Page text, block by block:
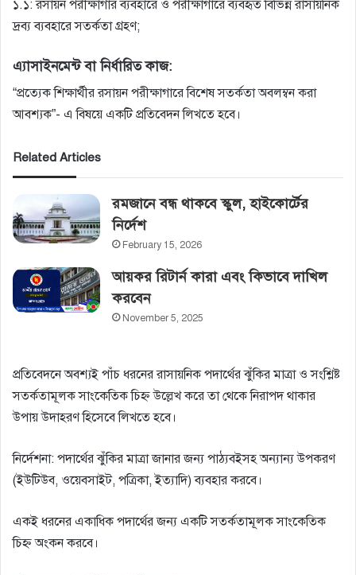
১.১: রসায়ন পরীক্ষাগার ব্যবহারে ও পরীক্ষাগারে ব্যবহৃত বিভিন্ন রাসায়নিক
দ্রব্য ব্যবহারে সতর্কতা গ্রহণ;
এ্যাসাইনমেন্ট বা নির্ধারিত কাজ:
“প্রত্যেক শিক্ষার্থীর রসায়ন পরীক্ষাগারে বিশেষ সতর্কতা অবলম্বন করা
আবশ্যক”- এ বিষয়ে একটি প্রতিবেদন লিখতে হবে।
Related Articles
রমজানে বন্ধ থাকবে স্কুল, হাইকোর্টের‌
নির্দেশ
February 15, 2026
আয়কর রিটার্ন কারা এবং কিভাবে দাখিল
করবেন
November 5, 2025
প্রতিবেদনে অবশ্যই পাঁচ ধরনের রাসায়নিক পদার্থের ঝুঁকির মাত্রা ও সংশ্লিষ্ট
সতর্কতামূলক সাংকেতিক চিহ্ন উল্লেখ করে তা থেকে নিরাপদ থাকার
উপায় উদাহরণ হিসেবে লিখতে হবে।
নির্দেশনা: পদার্থের ঝুঁকির মাত্রা জানার জন্য পাঠ্যবইসহ অন্যান্য উপকরণ
(ইউটিউব, ওয়েবসাইট, পত্রিকা, ইত্যাদি) ব্যবহার করবে।
একই ধরনের একাধিক পদার্থের জন্য একটি সতর্কতামূলক সাংকেতিক
চিহ্ন অংকন করবে।